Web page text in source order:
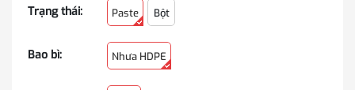
Trạng thái: Paste Bột
Bao bì: Nhưa HDPE